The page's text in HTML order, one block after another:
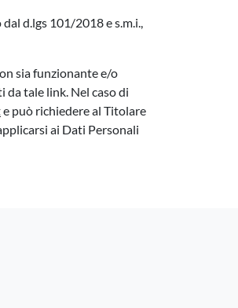
d.lgs 101/2018 e s.m.i.,
sia funzionante e/o
tale link. Nel caso di
e può richiedere al Titolare
ai Dati Personali